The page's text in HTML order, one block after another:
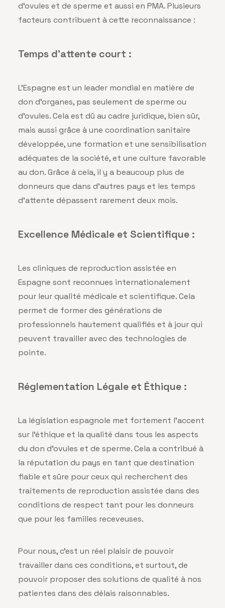
d’ovules et de sperme et aussi en PMA. Plusieurs
facteurs contribuent à cette reconnaissance :
Temps d’attente court :
L’Espagne est un leader mondial en matière de
don d’organes, pas seulement de sperme ou
d’ovules. Cela est dû au cadre juridique, bien sûr,
mais aussi grâce à une coordination sanitaire
développée, une formation et une sensibilisation
adéquates de la société, et une culture favorable
au don. Grâce à cela, il y a beaucoup plus de
donneurs que dans d’autres pays et les temps
d’attente dépassent rarement deux mois.
Excellence Médicale et Scientifique :
Les cliniques de reproduction assistée en
Espagne sont reconnues internationalement
pour leur qualité médicale et scientifique. Cela
permet de former des générations de
professionnels hautement qualifiés et à jour qui
peuvent travailler avec des technologies de
pointe.
Réglementation Légale et Éthique :
La législation espagnole met fortement l’accent
sur l’éthique et la qualité dans tous les aspects
du don d’ovules et de sperme. Cela a contribué à
la réputation du pays en tant que destination
fiable et sûre pour ceux qui recherchent des
traitements de reproduction assistée dans des
conditions de respect tant pour les donneurs
que pour les familles receveuses.
Pour nous, c’est un réel plaisir de pouvoir
travailler dans ces conditions, et surtout, de
pouvoir proposer des solutions de qualité à nos
patientes dans des délais raisonnables.